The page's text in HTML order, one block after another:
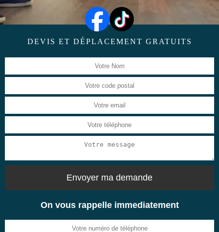
DEVIS ET DÉPLACEMENT GRATUITS
On vous rappelle immediatement